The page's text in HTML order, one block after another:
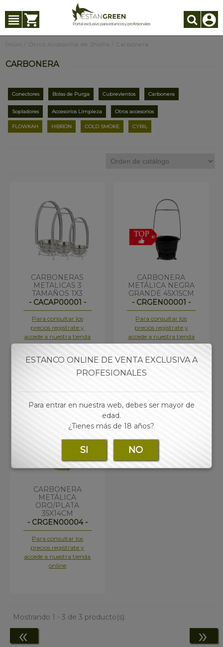
Inicio Otros Accesorios de Shisha Carbonera
CARBONERA
Conectores Bolas de Purga Cubrevientos Carbonera
Sopladores Accesorios Limpieza Otros accesorios
FLOWKAH HIBRON COLD SMOKE CYRIL
CARBONERAS
METALICAS 3
TAMAÑOS 1X3
- CACAP00001 -
Para consultar los
precios regístrate y
accede a nuestra tienda
online
CARBONERA
METÁLICA NEGRA
GRANDE 45X15CM
- CRGEN00001 -
Para consultar los
precios regístrate y
accede a nuestra tienda
online
CARBONERA
METÁLICA
ORO/PLATA
35X14CM
- CRGEN00004 -
Para consultar los
precios regístrate y
accede a nuestra tienda
online
Mostrando 1 - 3 de 3 producto(s).
« »
ESTANCO ONLINE DE VENTA EXCLUSIVA A
PROFESIONALES
Para entrar en nuestra web, debes ser mayor de
edad.
¿Tienes más de 18 años?
SI NO